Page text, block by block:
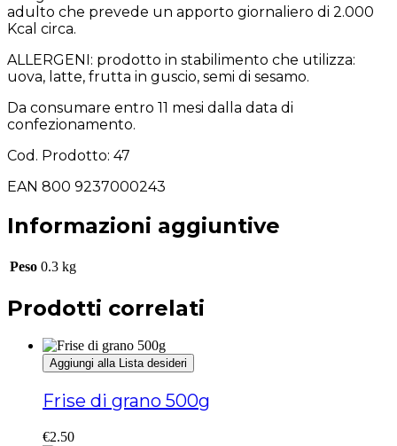
adulto che prevede un apporto giornaliero di 2.000
Kcal circa.
ALLERGENI: prodotto in stabilimento che utilizza:
uova, latte, frutta in guscio, semi di sesamo.
Da consumare entro 11 mesi dalla data di
confezionamento.
Cod. Prodotto: 47
EAN 800 9237000243
Informazioni aggiuntive
Peso 0.3 kg
Prodotti correlati
Aggiungi alla Lista desideri
Frise di grano 500g
€2.50